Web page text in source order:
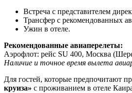
Встреча с представителем
Трансфер с рекомендованных
Ужин в отеле.
Рекомендованные авиаперелеты:
Аэрофлот: рейс SU 400, Москва
Наличие и точное время вылета
Для гостей, которые предпочитают
круиза» с проживанием в отеле